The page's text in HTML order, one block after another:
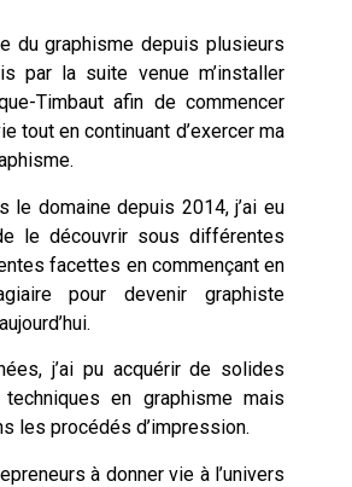
du graphisme depuis plusieurs
par la suite venue m’installer
Timbautafin de commencer
tout en continuant d’exercer ma
le domaine depuis 2014, j’ai eu
le découvrir sous différentes
facettes en commençant en
pour devenir graphiste
j’ai pu acquérir de solides
en graphisme mais
les procédés d’impression.
à donner vie à l’univers